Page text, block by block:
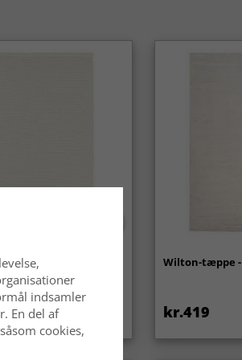
(creme) Wilton-tæppe -
kr.419
indsamler
En del af
cookies,